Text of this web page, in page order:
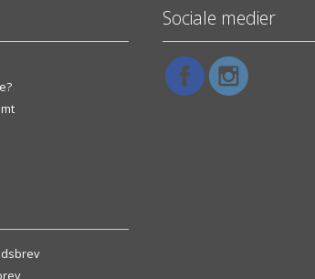
Sociale medier